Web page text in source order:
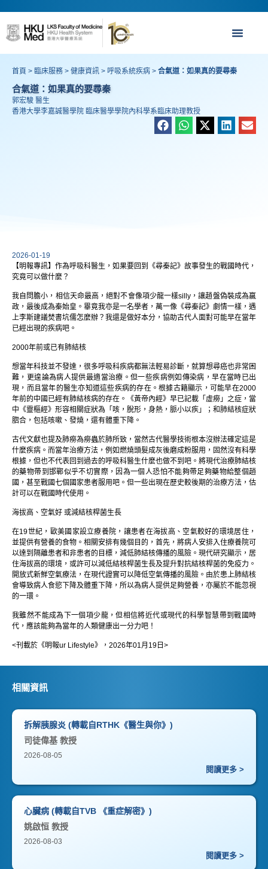
首頁 > 臨床服務 > 健康資訊 > 呼吸系統疾病 > 合氣道：如果真的要尋秦
合氣道：如果真的要尋秦
郭宏駿 醫生
香港大學李嘉誠醫學院 臨床醫學學院內科學系臨床助理教授
2026-01-19
【明報專訊】作為呼吸科醫生，如果要回到《尋秦記》故事發生的戰國時代，
究竟可以做什麼？
我自問膽小，相信天命最高，絕對不會像項少龍一樣silly，讓趙盤偽裝成為嬴
政，最後成為秦始皇。畢竟我亦是一名學者，萬一像《尋秦記》劇情一樣，遇
上李斯建議焚書坑儒怎麼辦？我還是做好本分，協助古代人面對可能早在當年
已經出現的疾病吧。
2000年前或已有肺結核
想當年科技並不發達，很多呼吸科疾病都無法輕易診斷，就算想尋癌也非常困
難，更遑論為病人提供最適當治療。但一些疾病例如傳染病，早在當時已出
現，而且當年的醫生亦知道這些疾病的存在。根據古籍顯示，可能早在2000
年前的中國已經有肺結核病的存在。《黃帝內經》早已記載「虛癆」之症，當
中《靈樞經》形容相關症狀為「咳，脫形，身熱，脈小以疾」；和肺結核症狀
脗合，包括咳嗽、發燒，還有體重下降。
古代文獻也提及肺癆為癆蟲於肺所致，當然古代醫學技術根本沒辦法確定這是
什麼疾病。而當年治療方法，例如燃燒頭髮成灰後磨成粉服用，固然沒有科學
根據，但也不代表回到過去的呼吸科醫生什麼也做不到吧。將現代治療肺結核
的藥物帶到邯鄲似乎不切實際，因為一個人恐怕不能夠帶足夠藥物給整個趙
國，甚至戰國七個國家患者服用吧。但一些出現在歷史較後期的治療方法，估
計可以在戰國時代使用。
海拔高、空氣好 或減結核桿菌生長
在19世紀，歐美國家設立療養院，讓患者在海拔高、空氣較好的環境居住，
並提供有營養的食物。相關安排有幾個目的，首先，將病人安排入住療養院可
以達到隔離患者和非患者的目標，減低肺結核傳播的風險。現代研究顯示，居
住海拔高的環境，或許可以減低結核桿菌生長及提升對抗結核桿菌的免疫力。
開放式新鮮空氣療法，在現代證實可以降低空氣傳播的風險。由於患上肺結核
會導致病人食慾下降及體重下降，所以為病人提供足夠營養，亦屬於不能忽視
的一環。
我雖然不能成為下一個項少龍，但相信將近代或現代的科學智慧帶到戰國時
代，應該能夠為當年的人類健康出一分力吧！
<刊載於《明報ur Lifestyle》，2026年01月19日>
相關資訊
拆解胰腺炎 (轉載自RTHK《醫生與你》)
司徒偉基 教授
2026-08-05
閱讀更多 >
心臟病 (轉載自TVB 《重症解密》)
姚啟恒 教授
2026-08-03
閱讀更多 >